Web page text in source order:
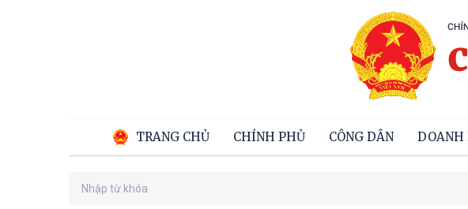
TRANG CHỦ CHÍNH PHỦ CÔNG DÂN DOANH